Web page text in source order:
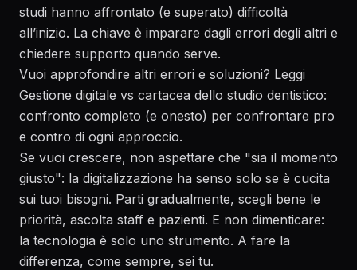
studi hanno affrontato (e superato) difficoltà
all’inizio. La chiave è imparare dagli errori degli altri e
chiedere supporto quando serve.
Vuoi approfondire altri errori e soluzioni? Leggi
Gestione digitale vs cartacea dello studio dentistico:
confronto completo (e onesto) per confrontare pro
e contro di ogni approccio.
Se vuoi crescere, non aspettare che "sia il momento
giusto": la digitalizzazione ha senso solo se è cucita
sui tuoi bisogni. Parti gradualmente, scegli bene le
priorità, ascolta staff e pazienti. E non dimenticare:
la tecnologia è solo uno strumento. A fare la
differenza, come sempre, sei tu.